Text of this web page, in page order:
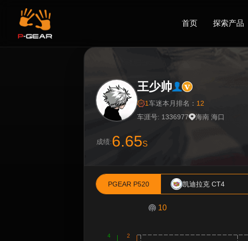
首页 探索产品
王少帅
1车迷本月排名： 12
车涯号: 1336977
海南 海口
成绩:6.65S
PGEAR P520 凯迪拉克 CT4
10
2
4